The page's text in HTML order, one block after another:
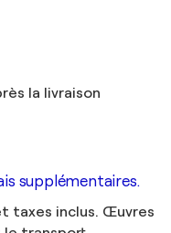
la livraison
supplémentaires.
taxes inclus. Œuvres